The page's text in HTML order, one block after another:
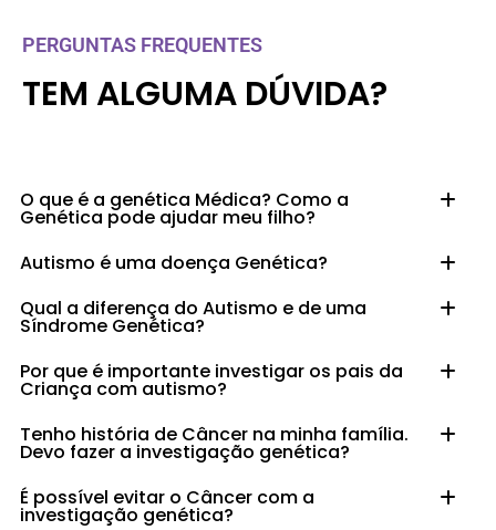
PERGUNTAS FREQUENTES
TEM ALGUMA DÚVIDA?
O que é a genética Médica? Como a
Genética pode ajudar meu filho?
Autismo é uma doença Genética?
Qual a diferença do Autismo e de uma
Síndrome Genética?
Por que é importante investigar os pais da
Criança com autismo?
Tenho história de Câncer na minha família.
Devo fazer a investigação genética?
É possível evitar o Câncer com a
investigação genética?